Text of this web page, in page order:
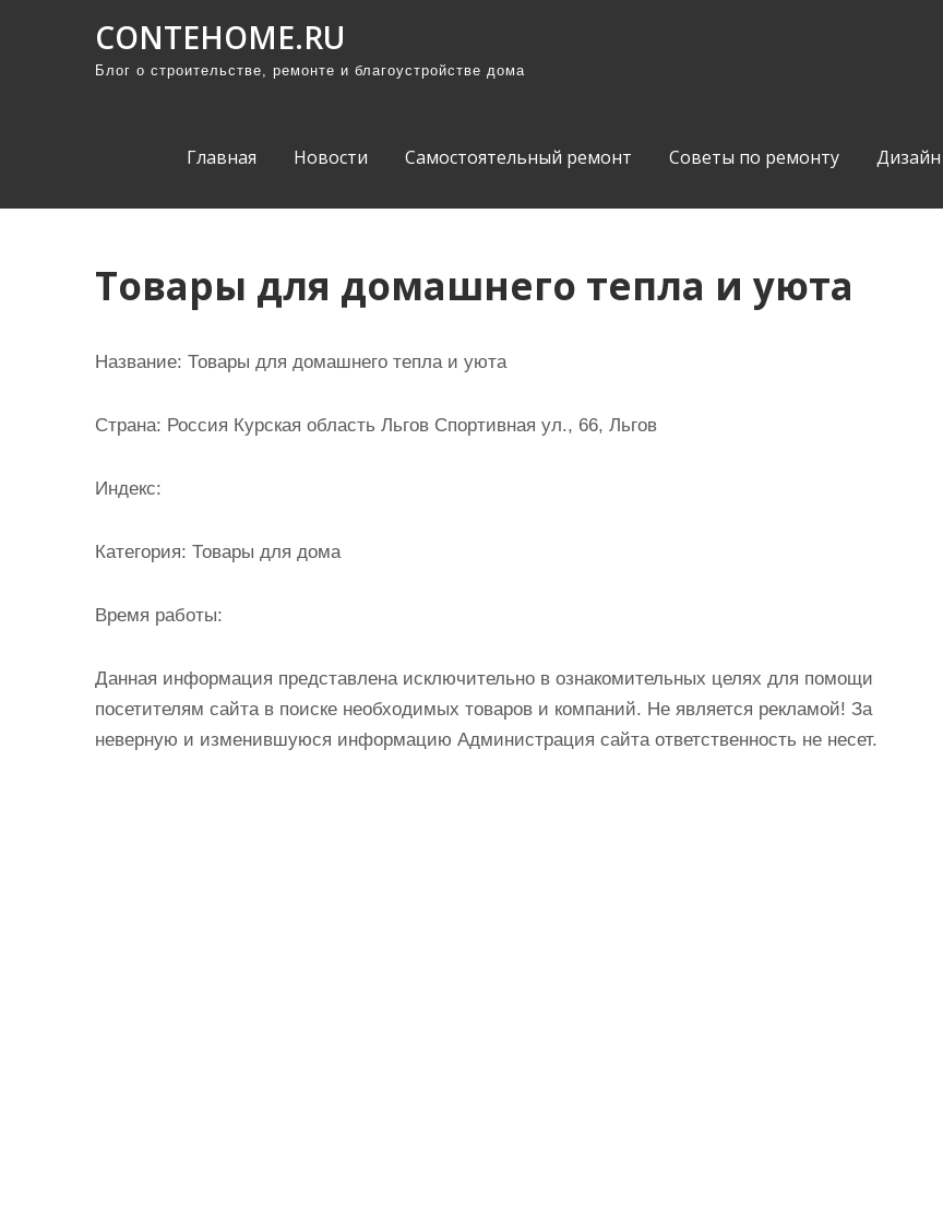
CONTEHOME.RU
Блог о строительстве, ремонте и благоустройстве дома
Главная Новости Самостоятельный ремонт Советы по ремонту Дизайн
Товары для домашнего тепла и уюта
Название: Товары для домашнего тепла и уюта
Страна: Россия Курская область Льгов Спортивная ул., 66, Льгов
Индекс:
Категория: Товары для дома
Время работы:
Данная информация представлена исключительно в ознакомительных целях для помощи
посетителям сайта в поиске необходимых товаров и компаний. Не является рекламой! За
неверную и изменившуюся информацию Администрация сайта ответственность не несет.